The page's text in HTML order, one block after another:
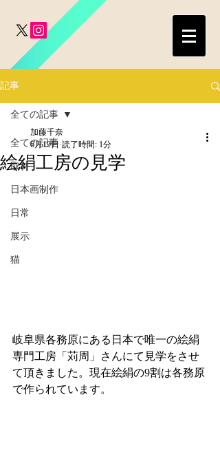
記事
全ての記事
取材
日本画制作
日常
展示
猫
全ての記事
絵絹工房の見学
加藤千奈
6月19日 読了時間: 1分
岐阜県各務原にある日本で唯一の絵絹
専門工房「苅周」さんにて見学をさせ
て頂きました。現在絵絹の9割は各務原
で作られています。